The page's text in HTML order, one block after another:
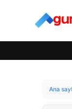
Ana